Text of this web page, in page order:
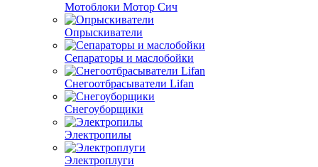
Мотоблоки Мотор Сич
Опрыскиватели
Сепараторы и маслобойки
Снегоотбрасыватели Lifan
Снегоуборщики
Электропилы
Электроплуги